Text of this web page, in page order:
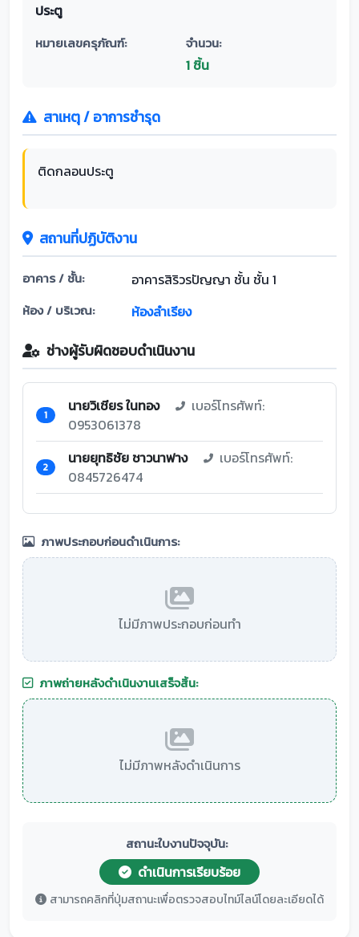
ประตู
หมายเลขครุภัณฑ์: จำนวน:
1 ชิ้น
สาเหตุ / อาการชำรุด
ติดกลอนประตู
สถานที่ปฏิบัติงาน
อาคาร / ชั้น: อาคารสิริวรปัญญา ชั้น ชั้น 1
ห้อง / บริเวณ: ห้องลำเรียง
ช่างผู้รับผิดชอบดำเนินงาน
1 นายวิเชียร ในทอง
เบอร์โทรศัพท์:
0953061378
2 นายยุทธิชัย ชาวนาฟาง
เบอร์โทรศัพท์:
0845726474
ภาพประกอบก่อนดำเนินการ:
ไม่มีภาพประกอบก่อนทำ
ภาพถ่ายหลังดำเนินงานเสร็จสิ้น:
ไม่มีภาพหลังดำเนินการ
สถานะใบงานปัจจุบัน:
ดำเนินการเรียบร้อย
สามารถคลิกที่ปุ่มสถานะเพื่อตรวจสอบไทม์ไลน์โดยละเอียดได้